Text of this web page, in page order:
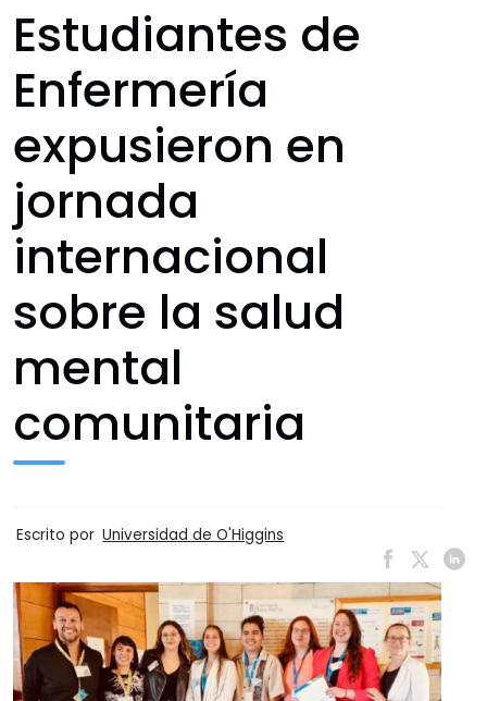
Estudiantes de
Enfermería
expusieron en
jornada
internacional
sobre la salud
mental
comunitaria
Escrito por Universidad de O'Higgins